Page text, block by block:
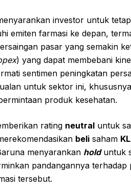
investor untuk
emiten farmasi ke depan,
pasar yang semakin
) yang dapat membebani
sentimen peningkatan
untuk sektor ini,
produk kesehatan.
rating neutral untuk
beli saham
menyarankan holduntuk
pandangannya terhadap
tersebut.